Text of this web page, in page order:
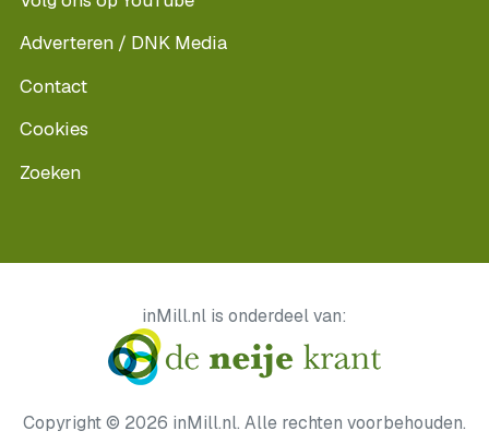
Adverteren / DNK Media
Contact
Cookies
Zoeken
inMill.nl is onderdeel van:
Copyright © 2026 inMill.nl. Alle rechten voorbehouden.